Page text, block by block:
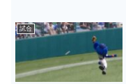
試合